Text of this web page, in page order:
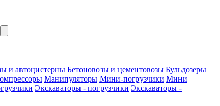
и автоцистерны Бетоновозы и цементовозы Бульдозеры
Манипуляторы Мини-погрузчики Мини
Экскаваторы - погрузчики Экскаваторы -